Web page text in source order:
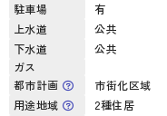
駐車場
有
上水道
公共
下水道
公共
ガス
都市計画
市街化区域
用途地域
2種住居